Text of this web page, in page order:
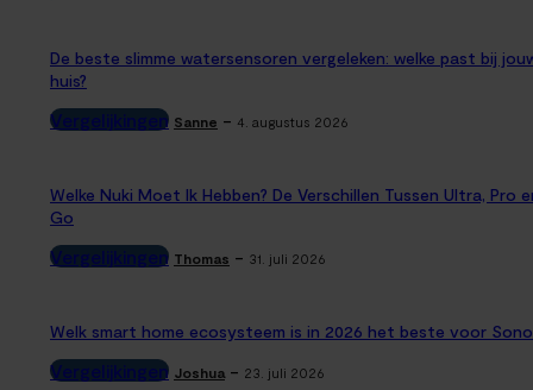
De beste slimme watersensoren vergeleken: welke past bij
huis?
Vergelijkingen Sanne - 4. augustus 2026
Welke Nuki Moet Ik Hebben? De Verschillen Tussen Ultra, Pro
Go
Vergelijkingen Thomas - 31. juli 2026
Welk smart home ecosysteem is in 2026 het beste voor
Vergelijkingen Joshua - 23. juli 2026